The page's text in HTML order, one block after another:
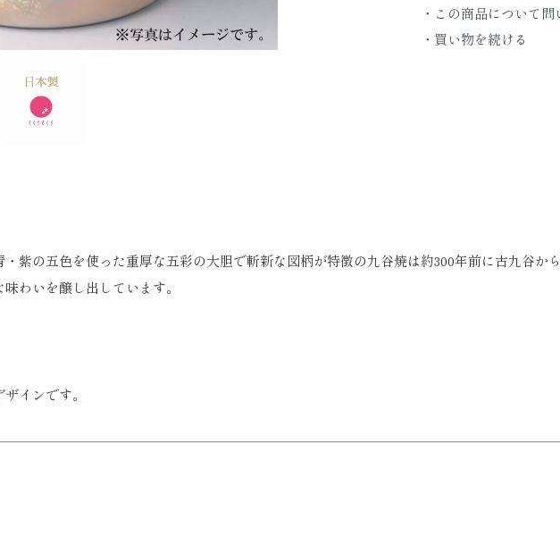
・この商品について問
・買い物を続ける
紫の五色を使った重厚な五彩の大胆で斬新な図柄が特徴の九谷焼は約300年前に古九谷から
わいを醸し出しています。
インです。